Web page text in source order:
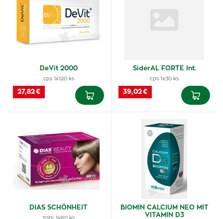
DeVit 2000
cps 1x120 ks
27,82 €
SiderAL FORTE Int.
cps 1x30 ks
39,02 €
DIAS SCHÖNHEIT
Tabl. 1x60 ks
BIOMIN CALCIUM NEO MIT
VITAMIN D3